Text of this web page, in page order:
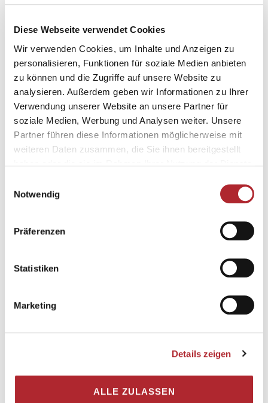
Diese Webseite verwendet Cookies
Wir verwenden Cookies, um Inhalte und Anzeigen zu
personalisieren, Funktionen für soziale Medien anbieten
zu können und die Zugriffe auf unsere Website zu
analysieren. Außerdem geben wir Informationen zu Ihrer
Verwendung unserer Website an unsere Partner für
soziale Medien, Werbung und Analysen weiter. Unsere
Partner führen diese Informationen möglicherweise mit
weiteren Daten zusammen, die Sie ihnen bereitgestellt
Notwendig
Präferenzen
Statistiken
Marketing
Details zeigen
ALLE ZULASSEN
am besten auf der grossen Terrasse mit
herrlichem Blick auf den See geniessen.
Neben dem Restaurant befindet sich für Kids
ein Beachvolleyballfeld, Pedalos und ein
grosser Spielplatz mit Wasserelementen. Da
kommt beim Restaurantbesuch ganz
bestimmt keine Langweile auf!
rocksresort PARK